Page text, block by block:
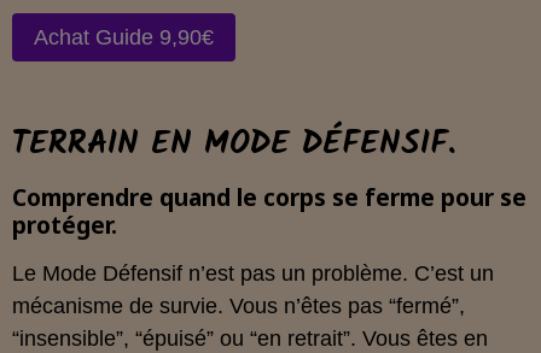
Achat Guide 9,90€
TERRAIN EN MODE DÉFENSIF.
Comprendre quand le corps se ferme pour se
protéger.
Le Mode Défensif n’est pas un problème. C’est un
mécanisme de survie. Vous n’êtes pas “fermé”,
“insensible”, “épuisé” ou “en retrait”. Vous êtes en